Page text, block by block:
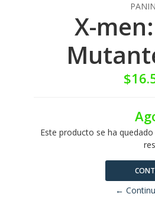
X-
Este producto se ha
←